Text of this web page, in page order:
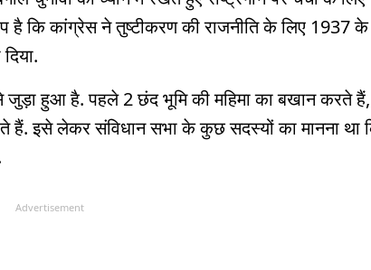
है कि कांग्रेस ने तुष्टीकरण की राजनीति के लिए 1937 के
हुआ है. पहले 2 छंद भूमि की महिमा का बखान करते हैं,
हैं. इसे लेकर संविधान सभा के कुछ सदस्यों का मानना ​​था
Advertisement